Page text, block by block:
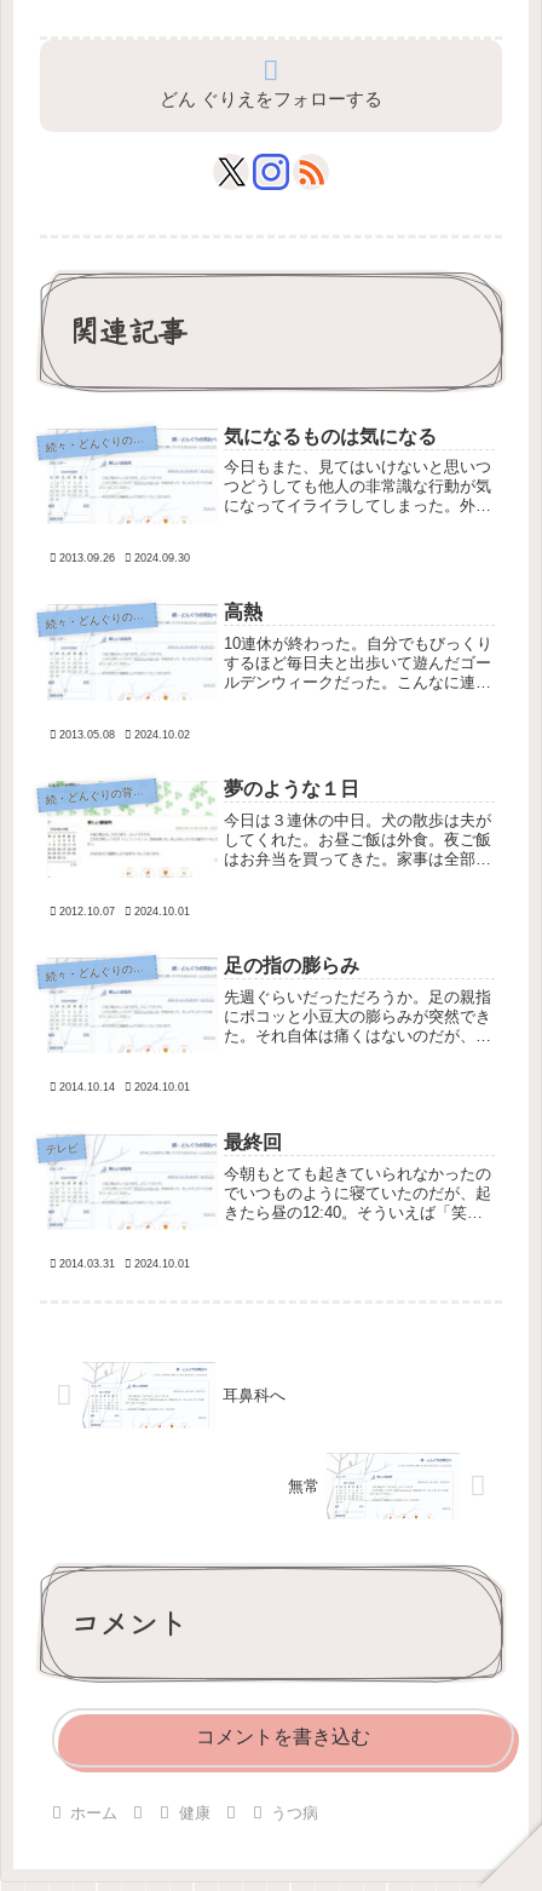
どん ぐりえをフォローする
関連記事
続
々・どんぐりの背比べ 気になるものは気になる
今日もまた、見てはいけないと思いつ
つどうしても他人の非常識な行動が気
になってイライラしてしまった。外を
れ...
2013.09.26 2024.09.30
続
々・どんぐりの背比べ 高熱
10連休が終わった。自分でもびっくり
するほど毎日夫と出歩いて遊んだゴー
ルデンウィークだった。こんなに連続
2013.05.08 2024.10.02
続
・どんぐりの背比べ 夢のような１日
今日は３連休の中日。犬の散歩は夫が
してくれた。お昼ご飯は外食。夜ご飯
はお弁当を買ってきた。家事は全部お
2012.10.07 2024.10.01
続
々・どんぐりの背比べ 足の指の膨らみ
先週ぐらいだっただろうか。足の親指
にポコッと小豆大の膨らみが突然でき
た。それ自体は痛くはないのだが、場
ボ...
2014.10.14 2024.10.01
テレビ 最終回
今朝もとても起きていられなかったの
でいつものように寝ていたのだが、起
きたら昼の12:40。そういえば「笑っ
2014.03.31 2024.10.01
耳鼻科へ
無常
コメント
コメントを書き込む
ホーム 健康 うつ病